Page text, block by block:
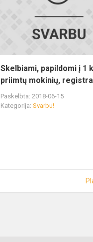
Skelbiami, papildomi į 1
priimtų mokinių,
Paskelbta: 2018-06-15
Kategorija:Svarbu!